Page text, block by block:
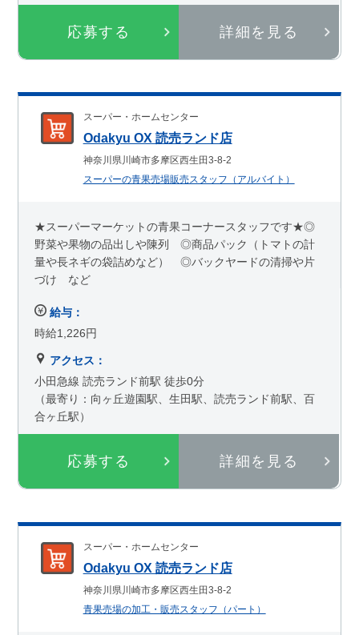
応募する 詳細を見る
スーパー・ホームセンター
Odakyu OX 読売ランド店
神奈川県川崎市多摩区西生田3-8-2
スーパーの青果売場販売スタッフ（アルバイト）
応募する 詳細を見る
★スーパーマーケットの青果コーナースタッフです★◎
野菜や果物の品出しや陳列 ◎商品パック（トマトの計
量や長ネギの袋詰めなど） ◎バックヤードの清掃や片
づけ など
給与：
時給1,226円
アクセス：
小田急線 読売ランド前駅 徒歩0分
（最寄り：向ヶ丘遊園駅、生田駅、読売ランド前駅、百
合ヶ丘駅）
スーパー・ホームセンター
Odakyu OX 読売ランド店
神奈川県川崎市多摩区西生田3-8-2
青果売場の加工・販売スタッフ（パート）